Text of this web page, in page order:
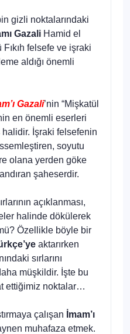
gizli noktalarındaki
Gazali Hamid el
felsefe ve işraki
aldığı önemli
Gazali’nin “Mişkatül
en önemli eserleri
halidir. İşraki felsefenin
soyutu
olana yerden göke
şaheserdir.
açıklanması,
halinde dökülerek
Özellikle böyle bir
aktarırken
sırlarını
müşkildir. İşte bu
ettiğimiz noktalar…
çalışan İmam’ı
muhafaza etmek.